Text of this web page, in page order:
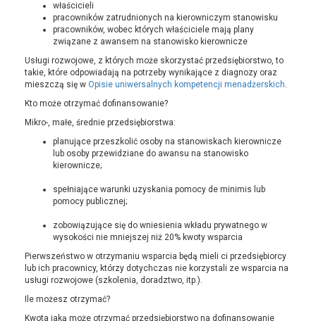
właścicieli
pracowników zatrudnionych na kierowniczym stanowisku
pracowników, wobec których właściciele mają plany
związane z awansem na stanowisko kierownicze
Usługi rozwojowe, z których może skorzystać przedsiębiorstwo, to
takie, które odpowiadają na potrzeby wynikające z diagnozy oraz
mieszczą się w Opisie uniwersalnych kompetencji menadżerskich.
Kto może otrzymać dofinansowanie?
Mikro-, małe, średnie przedsiębiorstwa:
planujące przeszkolić osoby na stanowiskach kierownicze
lub osoby przewidziane do awansu na stanowisko
kierownicze;
spełniające warunki uzyskania pomocy de minimis lub
pomocy publicznej;
zobowiązujące się do wniesienia wkładu prywatnego w
wysokości nie mniejszej niż 20% kwoty wsparcia
Pierwszeństwo w otrzymaniu wsparcia będą mieli ci przedsiębiorcy
lub ich pracownicy, którzy dotychczas nie korzystali ze wsparcia na
usługi rozwojowe (szkolenia, doradztwo, itp.).
Ile możesz otrzymać?
Kwota jaką może otrzymać przedsiębiorstwo na dofinansowanie